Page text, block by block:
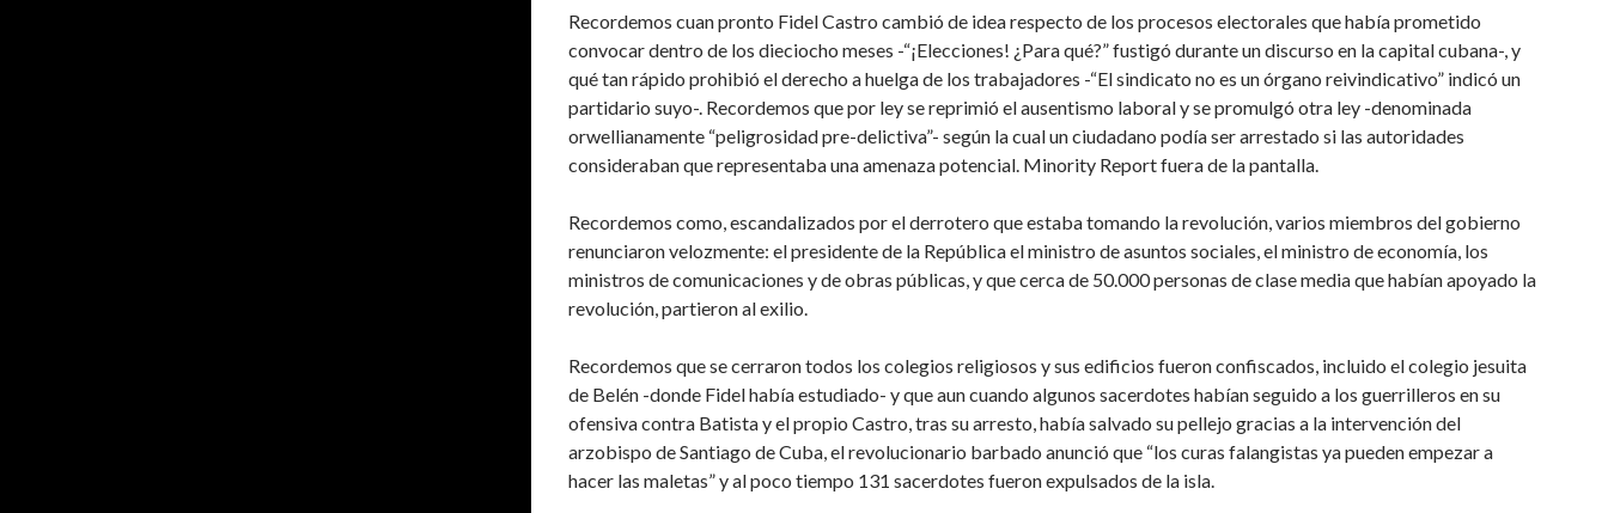
Recordemos cuan pronto Fidel Castro cambió de idea respecto de los procesos electorales que había prometido
convocar dentro de los dieciocho meses -“¡Elecciones! ¿Para qué?” fustigó durante un discurso en la capital cubana-, y
qué tan rápido prohibió el derecho a huelga de los trabajadores -“El sindicato no es un órgano reivindicativo” indicó un
partidario suyo-. Recordemos que por ley se reprimió el ausentismo laboral y se promulgó otra ley -denominada
orwellianamente “peligrosidad pre-delictiva”- según la cual un ciudadano podía ser arrestado si las autoridades
consideraban que representaba una amenaza potencial. Minority Report fuera de la pantalla.
Recordemos como, escandalizados por el derrotero que estaba tomando la revolución, varios miembros del gobierno
renunciaron velozmente: el presidente de la República el ministro de asuntos sociales, el ministro de economía, los
ministros de comunicaciones y de obras públicas, y que cerca de 50.000 personas de clase media que habían apoyado la
revolución, partieron al exilio.
Recordemos que se cerraron todos los colegios religiosos y sus edificios fueron confiscados, incluido el colegio jesuita
de Belén -donde Fidel había estudiado- y que aun cuando algunos sacerdotes habían seguido a los guerrilleros en su
ofensiva contra Batista y el propio Castro, tras su arresto, había salvado su pellejo gracias a la intervención del
arzobispo de Santiago de Cuba, el revolucionario barbado anunció que “los curas falangistas ya pueden empezar a
hacer las maletas” y al poco tiempo 131 sacerdotes fueron expulsados de la isla.